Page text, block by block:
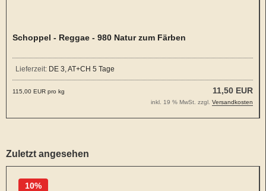
Schoppel - Reggae - 980 Natur zum Färben
Lieferzeit: DE 3, AT+CH 5 Tage
11,50 EUR
115,00 EUR pro kg
inkl. 19 % MwSt. zzgl. Versandkosten
Zuletzt angesehen
10%